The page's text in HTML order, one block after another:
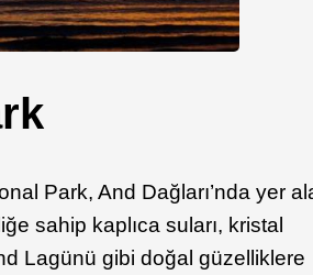
Park, And Dağları’nda yer
sahip kaplıca suları, kristal
Lagünü gibi doğal güzelliklere